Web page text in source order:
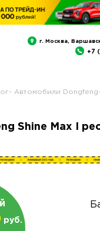
г. Москва,
+7
Shine Max I
- Автомобили Dongfeng-
руб.